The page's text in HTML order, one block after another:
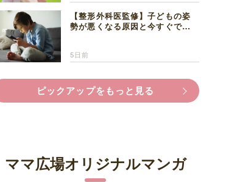
【整形外科医監修】子どもの姿
勢が悪くなる原因と今すぐでき
5日前
ピックアップをもっと見る
ママ広場オリジナルマンガ